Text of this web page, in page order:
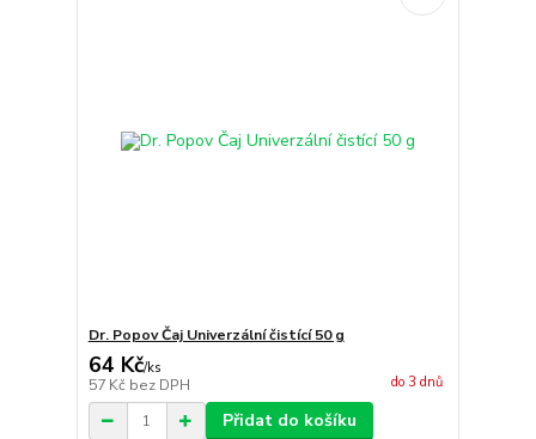
Dr. Popov Čaj Univerzální čistící 50 g
64 Kč/ks
57 Kč bez DPH do 3 dnů
Přidat do košíku